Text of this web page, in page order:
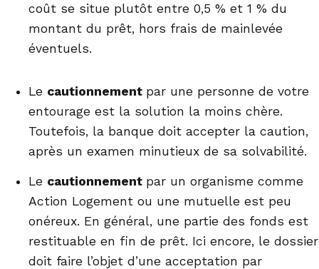
coût se situe plutôt entre 0,5 % et 1 % du
montant du prêt, hors frais de mainlevée
éventuels.
Le cautionnement par une personne de votre
entourage est la solution la moins chère.
Toutefois, la banque doit accepter la caution,
après un examen minutieux de sa solvabilité.
Le cautionnement par un organisme comme
Action Logement ou une mutuelle est peu
onéreux. En général, une partie des fonds est
restituable en fin de prêt. Ici encore, le dossier
doit faire l’objet d’une acceptation par